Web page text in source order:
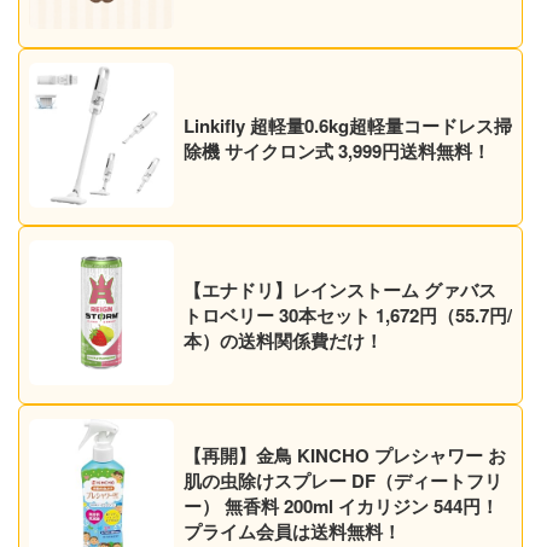
Linkifly 超軽量0.6kg超軽量コードレス掃
除機 サイクロン式 3,999円送料無料！
【エナドリ】レインストーム グァバス
トロベリー 30本セット 1,672円（55.7円/
本）の送料関係費だけ！
【再開】金鳥 KINCHO プレシャワー お
肌の虫除けスプレー DF（ディートフリ
ー） 無香料 200ml イカリジン 544円！
プライム会員は送料無料！